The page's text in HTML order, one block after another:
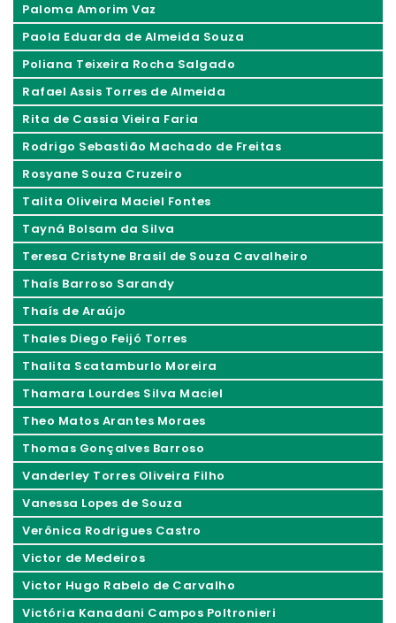
Paloma Amorim Vaz
Paola Eduarda de Almeida Souza
Poliana Teixeira Rocha Salgado
Rafael Assis Torres de Almeida
Rita de Cassia Vieira Faria
Rodrigo Sebastião Machado de Freitas
Rosyane Souza Cruzeiro
Talita Oliveira Maciel Fontes
Tayná Bolsam da Silva
Teresa Cristyne Brasil de Souza Cavalheiro
Thaís Barroso Sarandy
Thaís de Araújo
Thales Diego Feijó Torres
Thalita Scatamburlo Moreira
Thamara Lourdes Silva Maciel
Theo Matos Arantes Moraes
Thomas Gonçalves Barroso
Vanderley Torres Oliveira Filho
Vanessa Lopes de Souza
Verônica Rodrigues Castro
Victor de Medeiros
Victor Hugo Rabelo de Carvalho
Victória Kanadani Campos Poltronieri